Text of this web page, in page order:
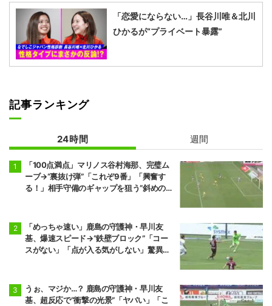
「恋愛にならない…」長谷川唯＆北川
ひかるが“プライベート暴露”
記事ランキング
24時間 週間
「100点満点」マリノス谷村海那、完璧ム
ーブ→“裏抜け弾”「これぞ9番」「興奮す
る！」相手守備のギャップを狙う”斜めの抜
「めっちゃ速い」鹿島の守護神・早川友
基、爆速スピード→“鉄壁ブロック”「コー
スがない」「点が入る気がしない」驚異の
うぉ、マジか…？ 鹿島の守護神・早川友
基、超反応で“衝撃の光景”「ヤバい」「こ